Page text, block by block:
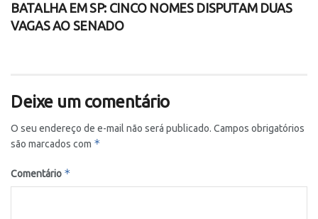
BATALHA EM SP: CINCO NOMES DISPUTAM DUAS
VAGAS AO SENADO
Deixe um comentário
O seu endereço de e-mail não será publicado. Campos obrigatórios
são marcados com *
Comentário *